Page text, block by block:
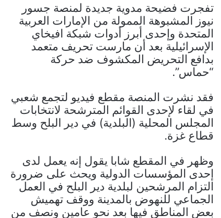
تفجرت فضيحة مدوية جديدة لمنصة جسور
نيوز المشبوهة الممولة من الإمارات العربية
المتحدة وإحدى أبرز أدوات شبكة افيخاي
الإسرائيلية بعد أن مارست تحريف متعمد
بدافع التحريض المكشوف ضد حركة
“حماس”.
فقد نشرت المنصة مقطع فيديو لتجمع شعبي
في لقاء لإحدى القوائم المترشحة لانتخابات
المجلس المحلية (البلدية) في دير البلح وسط
قطاع غزة.
وظهر في المقطع شابا يقول إنه يعمل لدى
إحدى المؤسسات الدولية ويحث على ضرورة
التزام المرشحين لبلدية دير البلح في العمل
الجماعي للنهوض بالمدينة ووقف تهميش
بعض المناطق فيها بعد نحو عامين ونصف من